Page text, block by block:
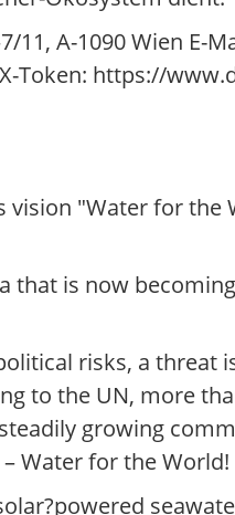
A-1090 Wien E-
Token: https://
vision "Water for the
that is now
risks, a threat
to the UN, more
growing
Water for the World!